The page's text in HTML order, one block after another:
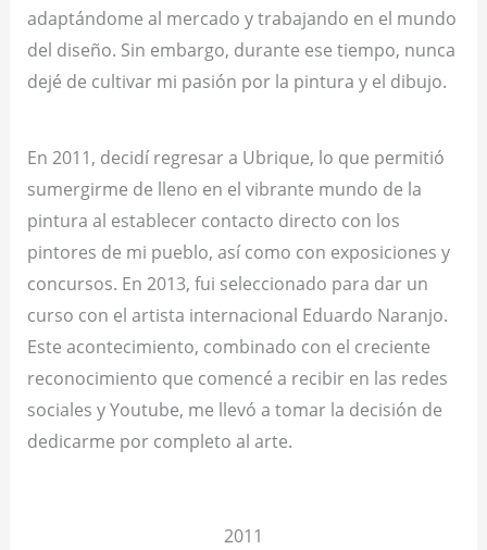
adaptándome al mercado y trabajando en el mundo
del diseño. Sin embargo, durante ese tiempo, nunca
dejé de cultivar mi pasión por la pintura y el dibujo.
En 2011, decidí regresar a Ubrique, lo que permitió
sumergirme de lleno en el vibrante mundo de la
pintura al establecer contacto directo con los
pintores de mi pueblo, así como con exposiciones y
concursos. En 2013, fui seleccionado para dar un
curso con el artista internacional Eduardo Naranjo.
Este acontecimiento, combinado con el creciente
reconocimiento que comencé a recibir en las redes
sociales y Youtube, me llevó a tomar la decisión de
dedicarme por completo al arte.
2011